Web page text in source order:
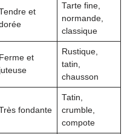
et
Tarte fine,
normande,
classique
Ferme et
juteuse
Rustique,
tatin,
chausson
fondante
Tatin,
crumble,
compote